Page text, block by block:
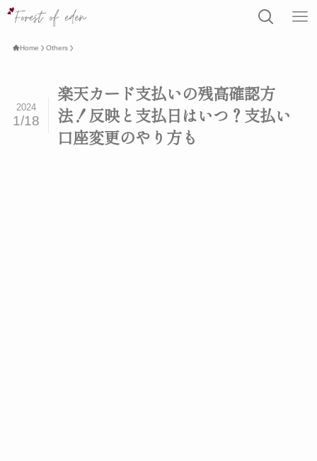
Home Others
楽天カード支払いの残高確認方
法！反映と支払日はいつ？支払い
口座変更のやり方も
2024
1/18